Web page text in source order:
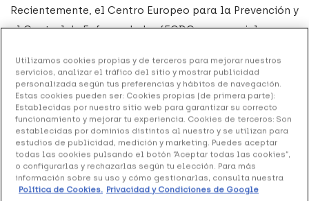
Recientemente, el Centro Europeo para la Prevención y
el Control de Enfermedades (ECDC, por sus siglas en
parvovirusB19 en Europa, conocido popularmente
como el ‘virus de la bofetada’. Dicho anuncio ha
generado preocupación entre muchas familias debido
al desconocimiento general sobre la enfermedad. Sin
embargo, elparvovirusB19 es, en la mayoría de los
casos, una enfermedad benigna de la que los niños se
recuperan rápidamente.
Utilizamos cookies propias y de terceros para mejorar nuestros
servicios, analizar el tráfico del sitio y mostrar publicidad
personalizada según tus preferencias y hábitos de navegación.
Estas cookies pueden ser: Cookies propias (de primera parte):
Establecidas por nuestro sitio web para garantizar su correcto
funcionamiento y mejorar tu experiencia. Cookies de terceros: Son
establecidas por dominios distintos al nuestro y se utilizan para
estudios de publicidad, medición y marketing. Puedes aceptar
todas las cookies pulsando el botón “Aceptar todas las cookies”,
o configurarlas y rechazarlas según tu elección. Para más
información sobre su uso y cómo gestionarlas, consulta nuestra
Política de Cookies. Privacidad y Condiciones de Google